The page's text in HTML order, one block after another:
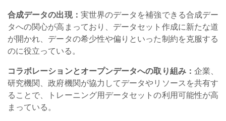
合成データの出現： 実世界のデータを補強できる合成デー
タへの関心が高まっており、データセット作成に新たな道
が開かれ、データの希少性や偏りといった制約を克服する
のに役立っている。
コラボレーションとオープンデータへの取り組み： 企業、
研究機関、政府機関が協力してデータやリソースを共有す
ることで、トレーニング用データセットの利用可能性が高
まっている。